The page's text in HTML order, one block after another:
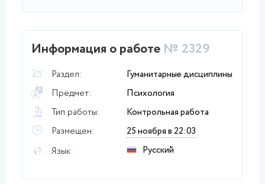
Информация о работе № 2329
Раздел:
Гуманитарные дисциплины
Предмет:
Психология
Тип работы:
Контрольная работа
Размещен:
25 ноября в 22:03
Язык:
Русский